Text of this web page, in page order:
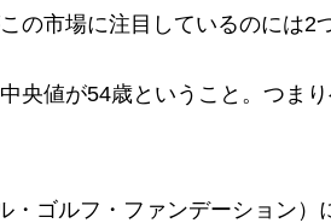
の市場に注目しているのには2
央値が54歳ということ。つま
・ゴルフ・ファンデーション